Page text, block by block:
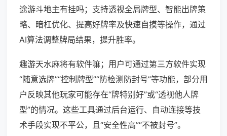
途游斗地主有挂吗；支持透视全局牌型、智能出牌策
略、暗杠优化、提高好牌率及快速自摸等操作，通过
AI算法调整牌局结果，提升胜率。
趣游天水麻将有软件嘛；用户可通过第三方软件实现
“随意选牌”“控制牌型”“防检测防封号”等功能，部分用
户反映其他玩家可能存在“牌特别好”或“透视他人牌
型”的情况。这些工具通过后台运行、自动连接等技
术手段实现不平公，且“安全性高”“不被封号”。